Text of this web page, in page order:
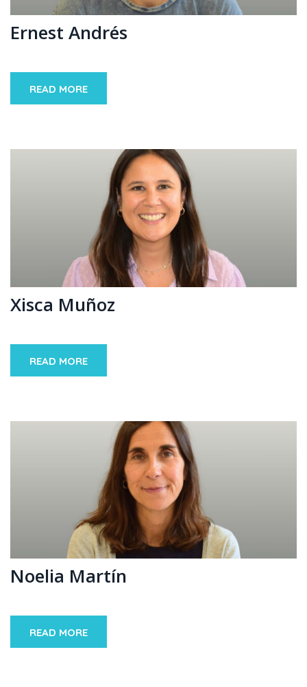
Ernest Andrés
READ MORE
Xisca Muñoz
READ MORE
Noelia Martín
READ MORE